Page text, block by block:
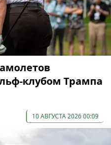
клубом Трампа
10 АВГУСТА 2026 00:09